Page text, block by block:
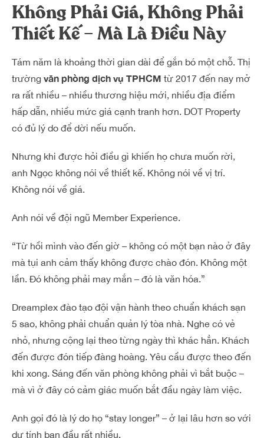
Không Phải Giá, Không Phải
Thiết Kế – Mà Là Điều Này
Tám năm là khoảng thời gian dài để gắn bó một chỗ. Thị
trường văn phòng dịch vụ TPHCM từ 2017 đến nay mở
ra rất nhiều – nhiều thương hiệu mới, nhiều địa điểm
hấp dẫn, nhiều mức giá cạnh tranh hơn. DOT Property
có đủ lý do để dời nếu muốn.
Nhưng khi được hỏi điều gì khiến họ chưa muốn rời,
anh Ngọc không nói về thiết kế. Không nói về vị trí.
Không nói về giá.
Anh nói về đội ngũ Member Experience.
“Từ hồi mình vào đến giờ – không có một bạn nào ở đây
mà tụi anh cảm thấy không được chào đón. Không một
lần. Đó không phải may mắn – đó là văn hóa.”
Dreamplex đào tạo đội vận hành theo chuẩn khách sạn
5 sao, không phải chuẩn quản lý tòa nhà. Nghe có vẻ
nhỏ, nhưng cộng lại theo từng ngày thì khác hẳn. Khách
đến được đón tiếp đàng hoàng. Yêu cầu được theo đến
khi xong. Sáng đến văn phòng không phải vì bắt buộc –
mà vì ở đây có cảm giác muốn bắt đầu ngày làm việc.
Anh gọi đó là lý do họ “stay longer” – ở lại lâu hơn so với
dự tính ban đầu rất nhiều.